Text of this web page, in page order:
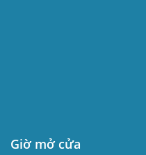
Giờ mở cửa